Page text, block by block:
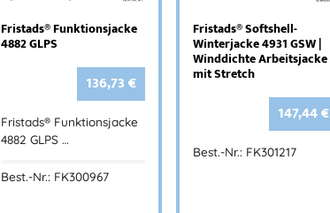
Fristads® Funktionsjacke
4882 GLPS
136,73€
Fristads® Funktionsjacke
4882 GLPS …
Best.-Nr.: FK300967
Fristads® Softshell-
Winterjacke 4931 GSW |
Winddichte Arbeitsjacke
mit Stretch
147,44€
Best.-Nr.: FK301217